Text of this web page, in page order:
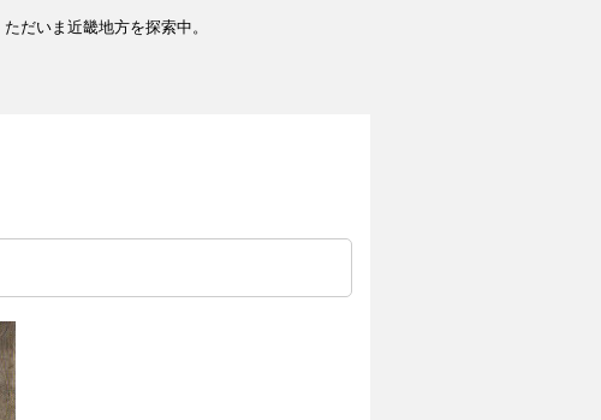
だいま近畿地方を探索中。